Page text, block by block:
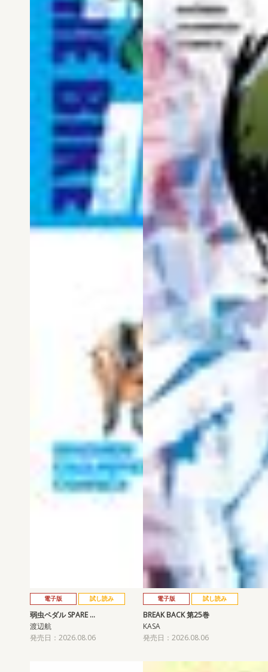
電子版 試し読み
弱虫ペダル SPARE …
渡辺航
発売日：2026.08.06
電子版 試し読み
BREAK BACK 第25巻
KASA
発売日：2026.08.06